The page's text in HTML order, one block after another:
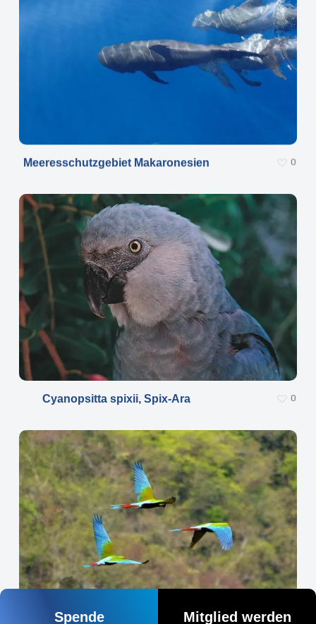
Meeresschutzgebiet Makaronesien 0
Cyanopsitta spixii, Spix-Ara 0
Spende Mitglied werden